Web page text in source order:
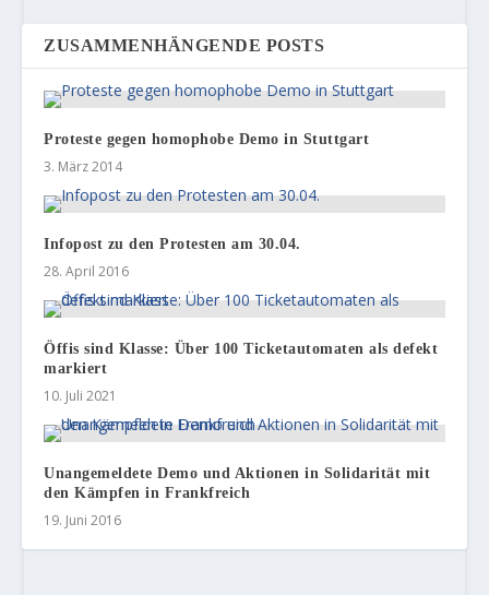
ZUSAMMENHÄNGENDE POSTS
Proteste gegen homophobe Demo in Stuttgart
3. März 2014
Infopost zu den Protesten am 30.04.
28. April 2016
Öffis sind Klasse: Über 100 Ticketautomaten als defekt
markiert
10. Juli 2021
Unangemeldete Demo und Aktionen in Solidarität mit
den Kämpfen in Frankfreich
19. Juni 2016